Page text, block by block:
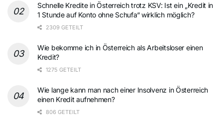
Schnelle Kredite in Österreich trotz KSV: Ist ein „Kredit in
1 Stunde auf Konto ohne Schufa“ wirklich möglich?
2309 GETEILT
Wie bekomme ich in Österreich als Arbeitsloser einen
Kredit?
1275 GETEILT
Wie lange kann man nach einer Insolvenz in Österreich
einen Kredit aufnehmen?
806 GETEILT